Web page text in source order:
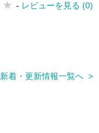
- レビューを見る (0)
新着・更新情報一覧へ >